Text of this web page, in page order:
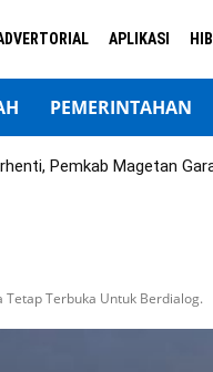
APLIKASI
PEMERINTAHAN
Pemkab Magetan
Tetap Terbuka Untuk Berdialog.